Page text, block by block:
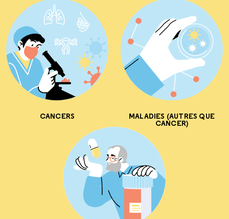
CANCERS MALADIES (AUTRES QUE
CANCER)